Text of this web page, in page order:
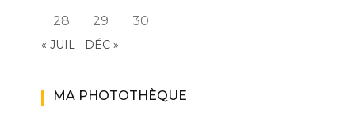
28
29 30
« JUIL DÉC »
MA PHOTOTHÈQUE